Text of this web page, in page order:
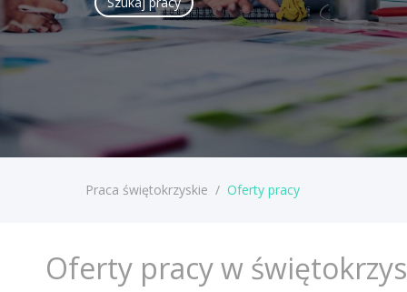
Praca świętokrzyskie / Oferty pracy
Oferty pracy w